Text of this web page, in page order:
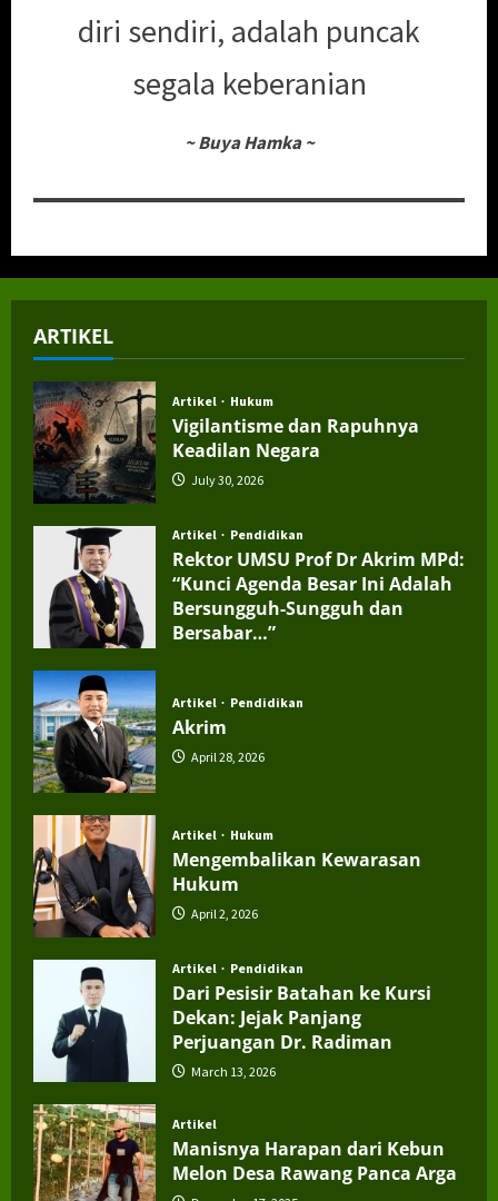
diri sendiri, adalah puncak
segala keberanian
~ Buya Hamka ~
ARTIKEL
Artikel Hukum
Vigilantisme dan Rapuhnya
Keadilan Negara
July 30, 2026
Artikel Pendidikan
Rektor UMSU Prof Dr Akrim MPd:
“Kunci Agenda Besar Ini Adalah
Bersungguh-Sungguh dan
Bersabar…”
Artikel Pendidikan
Akrim
April 28, 2026
Artikel Hukum
Mengembalikan Kewarasan
Hukum
April 2, 2026
Artikel Pendidikan
Dari Pesisir Batahan ke Kursi
Dekan: Jejak Panjang
Perjuangan Dr. Radiman
March 13, 2026
Artikel
Manisnya Harapan dari Kebun
Melon Desa Rawang Panca Arga